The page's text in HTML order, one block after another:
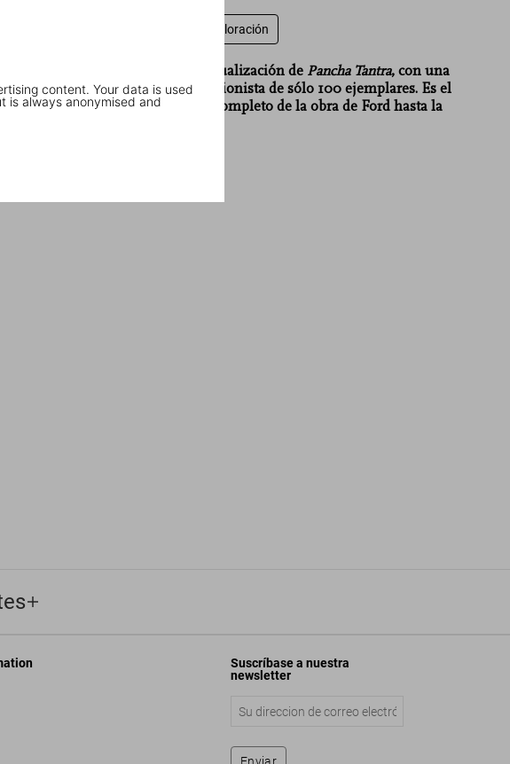
content. Your data is used
is always anonymised and
Escriba una valoración
“Deliciosa actualización de Pancha Tantra, con una
edición coleccionista de sólo 100 ejemplares. Es el
estudio más completo de la obra de Ford hasta la
Suscríbase a nuestra
newsletter